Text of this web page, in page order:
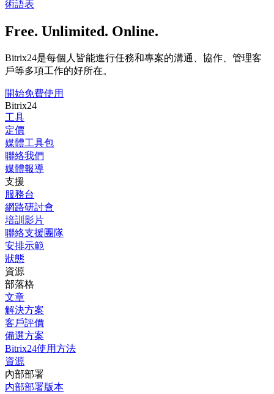
術語表
Free. Unlimited. Online.
Bitrix24是每個人皆能進行任務和專案的溝通、協作、管理客
戶等多項工作的好所在。
開始免費使用
Bitrix24
工具
定價
媒體工具包
聯絡我們
媒體報導
支援
服務台
網路研討會
培訓影片
聯絡支援團隊
安排示範
狀態
資源
部落格
文章
解決方案
客戶評價
備選方案
Bitrix24使用方法
資源
內部部署
内部部署版本